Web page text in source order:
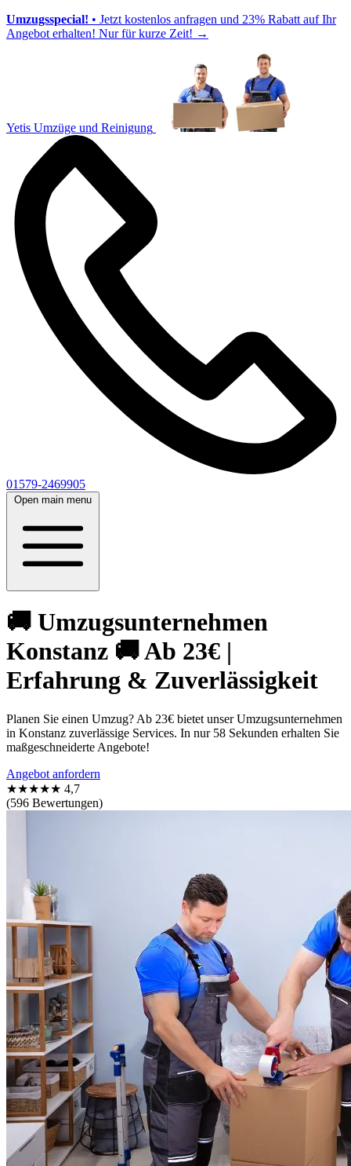
Umzugsspecial! • Jetzt kostenlos anfragen und 23% Rabatt auf Ihr
Angebot erhalten! Nur für kurze Zeit! →
Yetis Umzüge und Reinigung
01579-2469905
Open main menu
🚚 Umzugsunternehmen
Konstanz 🚚 Ab 23€ |
Erfahrung & Zuverlässigkeit
Planen Sie einen Umzug? Ab 23€ bietet unser Umzugsunternehmen
in Konstanz zuverlässige Services. In nur 58 Sekunden erhalten Sie
maßgeschneiderte Angebote!
Angebot anfordern
★★★★★ 4,7
(596 Bewertungen)